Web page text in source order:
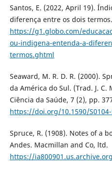
Santos, E. (2022, April 19).
diferença entre os dois
https://g1.globo.com/
ou-indigena-entenda-a-
termos.ghtml
Seaward, M. R. D. R. (2000).
da América do Sul. (Trad. J.
Ciência da Saúde, 7 (2), pp.
https://doi.org/10.1590/S0104-
Spruce, R. (1908). Notes of a
Andes. Macmillan and Co, ltd.
https://